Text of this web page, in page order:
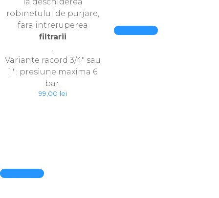
robinetului de purjare,
fara intreruperea
filtrarii
Variante racord 3/4″ sau
1″ ; presiune maxima 6
bar.
99,00 lei
Quick View
Quick View